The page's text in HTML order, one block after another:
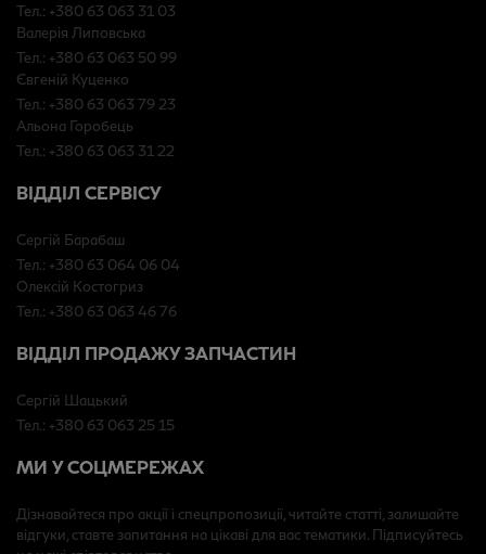
Тел.: +380 63 063 31 03
Валерія Липовська
Тел.: +380 63 063 50 99
Євгеній Куценко
Тел.: +380 63 063 79 23
Альона Горобець
Тел.: +380 63 063 31 22
ВІДДІЛ СЕРВІСУ
Сергій Барабаш
Тел.: +380 63 064 06 04
Олексій Костогриз
Тел.: +380 63 063 46 76
ВІДДІЛ ПРОДАЖУ ЗАПЧАСТИН
Сергій Шацький
Тел.: +380 63 063 25 15
МИ У СОЦМЕРЕЖАХ
Дізнавайтеся про акції і спецпропозиції, читайте статті, залишайте
відгуки, ставте запитання на цікаві для вас тематики. Підписуйтесь